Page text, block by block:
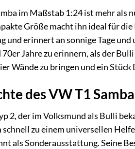
im Maßstab 1:24 ist mehr als
Größe macht ihn ideal für
und erinnert an sonnige Tage
Jahre zu erinnern, als der
Wände zu bringen und ein
des VW T1 Samba
2, der im Volksmund als Bulli
zu einem universellen
als Sonderausstattung. Seine